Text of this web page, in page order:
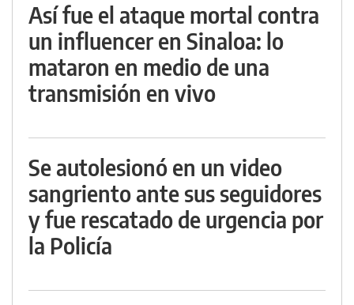
Así fue el ataque mortal contra
un influencer en Sinaloa: lo
mataron en medio de una
transmisión en vivo
Se autolesionó en un video
sangriento ante sus seguidores
y fue rescatado de urgencia por
la Policía